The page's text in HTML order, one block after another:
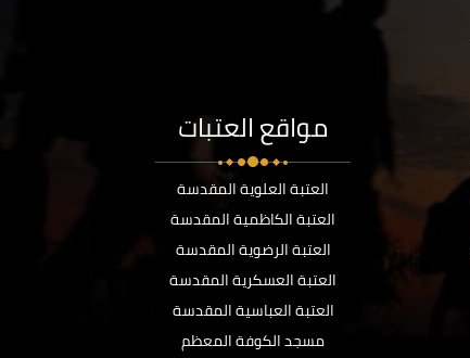
مواقع العتبات
العتبة العلوية المقدسة
العتبة الكاظمية المقدسة
العتبة الرضوية المقدسة
العتبة العسكرية المقدسة
العتبة العباسية المقدسة
مسجد الكوفة المعظم